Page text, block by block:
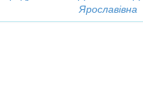
Ярославівна